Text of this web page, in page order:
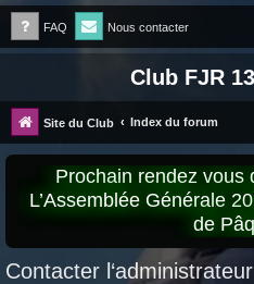
FAQ Nous contacter
Club FJR
Site du Club Index du forum
Prochain rendez vous
L’Assemblée Générale
de
Contacter l‘administrateur